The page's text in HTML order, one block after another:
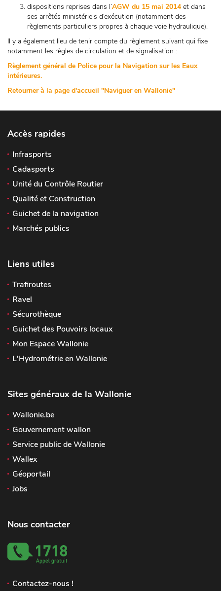
dispositions reprises dans l’AGW du 15 mai 2014 et dans
ses arrêtés ministériels d’exécution (notamment des
règlements particuliers propres à chaque voie hydraulique).
Il y a également lieu de tenir compte du règlement suivant qui fixe
notamment les règles de circulation et de signalisation :
Règlement général de Police pour la Navigation sur les Eaux
intérieures.
Retourner à la page d'accueil "Naviguer en Wallonie"
Accès rapides
Infrasports
Cadasports
Unité du Contrôle Routier
Qualité et Construction
Guichet de la navigation
Marchés publics
Liens utiles
Trafiroutes
Ravel
Sécurothèque
Guichet des Pouvoirs locaux
Mon Espace Wallonie
L'Hydrométrie en Wallonie
Sites généraux de la Wallonie
Wallonie.be
Gouvernement wallon
Service public de Wallonie
Wallex
Géoportail
Jobs
Nous contacter
Contactez-nous !